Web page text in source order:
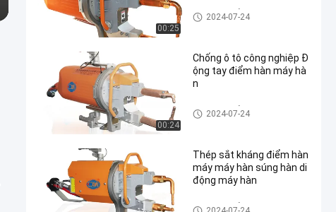
00:25
Máy hàn điểm di động
2024-07-24
00:24
Chống ô tô công nghiệp Đ
ộng tay điểm hàn máy hà
n
Máy hàn điểm di động
2024-07-24
Thép sắt kháng điểm hàn
máy máy hàn súng hàn di
động máy hàn
Máy hàn điểm di động